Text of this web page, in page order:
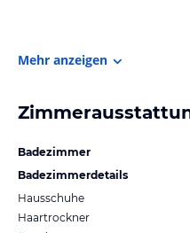
Mehr anzeigen
Badezimmer
Badezimmerdetails
Hausschuhe
Haartrockner